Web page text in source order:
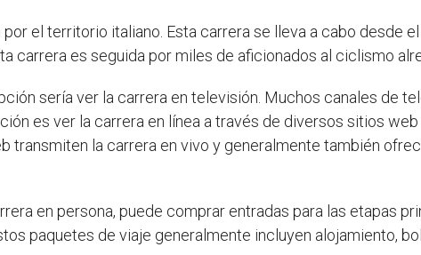
por el territorio italiano. Esta carrera se lleva a cabo desde
carrera es seguida por miles de aficionados al ciclismo
sería ver la carrera en televisión. Muchos canales de
es ver la carrera en línea a través de diversos sitios
transmiten la carrera en vivo y generalmente también
en persona, puede comprar entradas para las etapas
paquetes de viaje generalmente incluyen alojamiento,